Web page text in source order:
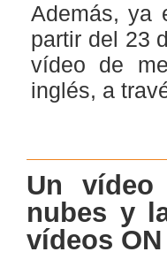
Además, ya
partir del 23
vídeo de
inglés, a
Un
nubes y
vídeos